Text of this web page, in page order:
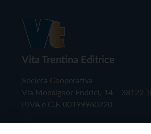
Vita Trentina Editrice
Società Cooperativa
Via Monsignor Endrici, 14 – 38122
P.IVA e C.F. 00199960220